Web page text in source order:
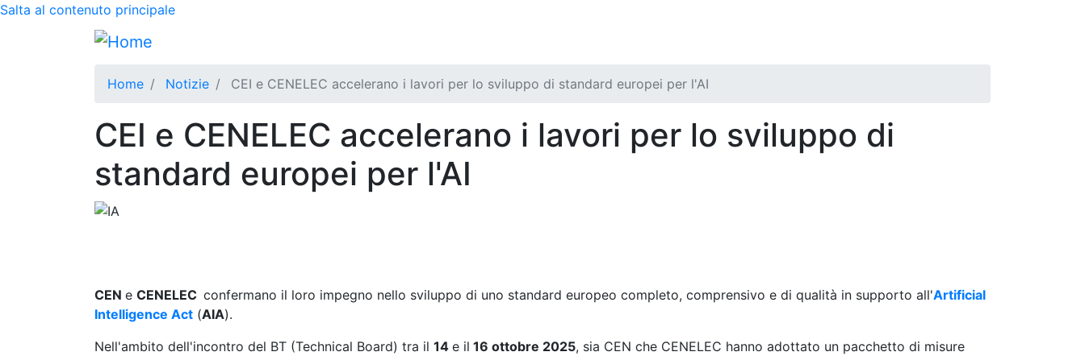
Salta al contenuto principale
Home Notizie CEI e CENELEC accelerano i lavori per lo sviluppo di standard europei per l'AI
CEI e CENELEC accelerano i lavori per lo sviluppo di
standard europei per l'AI
CEN e CENELEC confermano il loro impegno nello sviluppo di uno standard europeo completo, comprensivo e di qualità in supporto all'Artificial
Intelligence Act (AIA).
Nell'ambito dell'incontro del BT (Technical Board) tra il 14 e il 16 ottobre 2025, sia CEN che CENELEC hanno adottato un pacchetto di misure